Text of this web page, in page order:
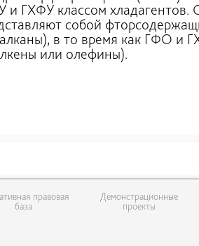
ГХФУ классом хладагентов.
собой
в то время как ГФО и
или олефины).
правовая
база
Демонстрационные
проекты